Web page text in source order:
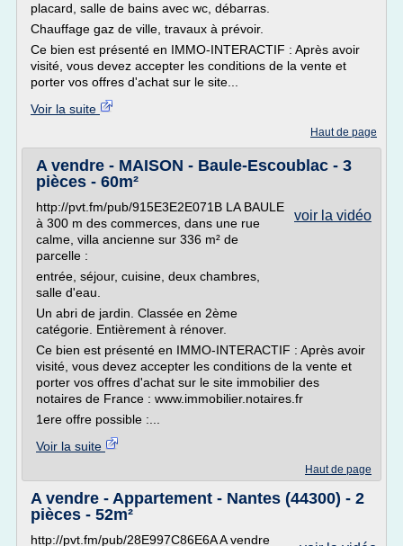
placard, salle de bains avec wc, débarras.
Chauffage gaz de ville, travaux à prévoir.
Ce bien est présenté en IMMO-INTERACTIF : Après avoir
visité, vous devez accepter les conditions de la vente et
porter vos offres d'achat sur le site...
Voir la suite
Haut de page
A vendre - MAISON - Baule-Escoublac - 3
pièces - 60m²
voir la vidéo
http://pvt.fm/pub/915E3E2E071B LA BAULE
à 300 m des commerces, dans une rue
calme, villa ancienne sur 336 m² de
parcelle :
entrée, séjour, cuisine, deux chambres,
salle d'eau.
Un abri de jardin. Classée en 2ème
catégorie. Entièrement à rénover.
Ce bien est présenté en IMMO-INTERACTIF : Après avoir
visité, vous devez accepter les conditions de la vente et
porter vos offres d'achat sur le site immobilier des
notaires de France : www.immobilier.notaires.fr
1ere offre possible :...
Voir la suite
Haut de page
A vendre - Appartement - Nantes (44300) - 2
pièces - 52m²
http://pvt.fm/pub/28E997C86E6A A vendre